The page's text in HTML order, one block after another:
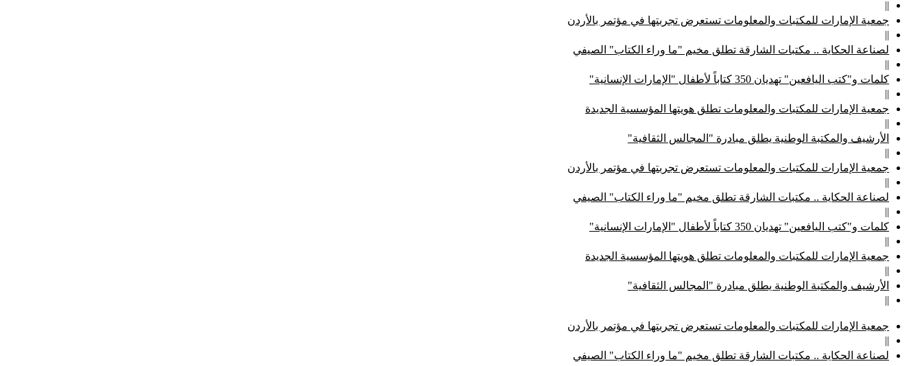
||
جمعية الإمارات للمكتبات والمعلومات تستعرض تجربتها في مؤتمر بالأردن
||
لصناعة الحكاية .. مكتبات الشارقة تطلق مخيم "ما وراء الكتاب" الصيفي
||
كلمات و"كتب اليافعين" تهديان 350 كتاباً لأطفال "الإمارات الإنسانية"
||
جمعية الإمارات للمكتبات والمعلومات تطلق هويتها المؤسسية الجديدة
||
الأرشيف والمكتبة الوطنية يطلق مبادرة "المجالس الثقافية"
||
جمعية الإمارات للمكتبات والمعلومات تستعرض تجربتها في مؤتمر بالأردن
||
لصناعة الحكاية .. مكتبات الشارقة تطلق مخيم "ما وراء الكتاب" الصيفي
||
كلمات و"كتب اليافعين" تهديان 350 كتاباً لأطفال "الإمارات الإنسانية"
||
جمعية الإمارات للمكتبات والمعلومات تطلق هويتها المؤسسية الجديدة
||
الأرشيف والمكتبة الوطنية يطلق مبادرة "المجالس الثقافية"
||
جمعية الإمارات للمكتبات والمعلومات تستعرض تجربتها في مؤتمر بالأردن
||
لصناعة الحكاية .. مكتبات الشارقة تطلق مخيم "ما وراء الكتاب" الصيفي